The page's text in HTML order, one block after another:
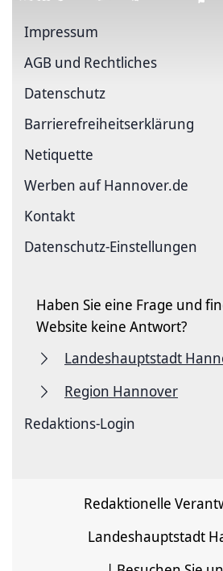
Impressum
AGB und Rechtliches
Datenschutz
Barriere­freiheits­erklärung
Netiquette
Werben auf Hannover.de
Kontakt
Datenschutz-Einstellungen
Haben Sie eine Frage und
Website keine Antwort?
Landeshauptstadt
Region Hannover
Redaktions-Login
Redaktionelle
Landeshauptstadt